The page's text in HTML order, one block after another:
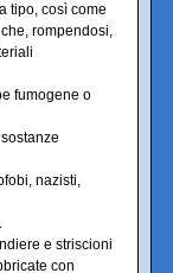
tipo, così come
rompendosi,
fumogene o
nazisti,
e striscioni
con